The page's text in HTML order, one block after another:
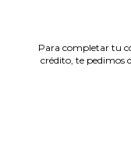
Para completar tu
crédito, te pedimos